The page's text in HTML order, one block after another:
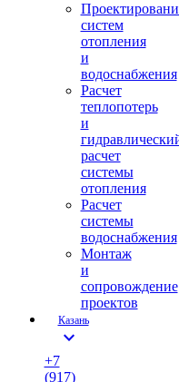
систем
отопления
и
водоснабжения
Расчет
теплопотерь
и
расчет
системы
отопления
Расчет
системы
водоснабжения
Монтаж
и
сопровождение
проектов
Казань
expand_more
+7
(917)